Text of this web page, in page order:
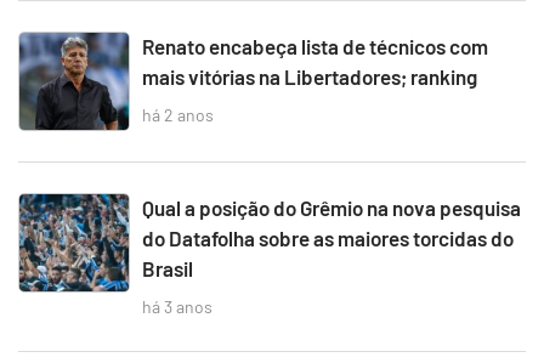
Renato encabeça lista de técnicos com
mais vitórias na Libertadores; ranking
há 2 anos
Qual a posição do Grêmio na nova pesquisa
do Datafolha sobre as maiores torcidas do
Brasil
há 3 anos